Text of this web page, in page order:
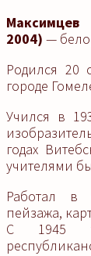
2004) —
Родился 20
городе
Учился в
годах
учителями
Работал в
пейзажа,
С 1945